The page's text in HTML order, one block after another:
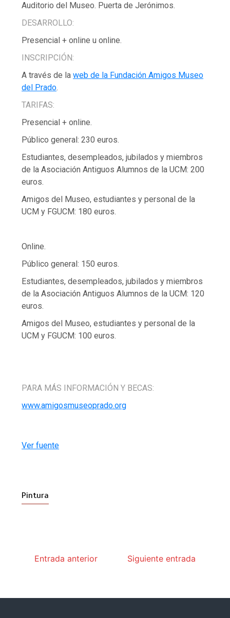
Auditorio del Museo. Puerta de Jerónimos.
DESARROLLO:
Presencial + online u online.
INSCRIPCIÓN:
A través de laweb de la Fundación Amigos Museo
del Prado.
TARIFAS:
Presencial + online.
Público general: 230 euros.
Estudiantes, desempleados, jubilados y miembros
de la Asociación Antiguos Alumnos de la UCM: 200
euros.
Amigos del Museo, estudiantes y personal de la
UCM y FGUCM: 180 euros.
Online.
Público general: 150 euros.
Estudiantes, desempleados, jubilados y miembros
de la Asociación Antiguos Alumnos de la UCM: 120
euros.
Amigos del Museo, estudiantes y personal de la
UCM y FGUCM: 100 euros.
PARA MÁS INFORMACIÓN Y BECAS:
www.amigosmuseoprado.org
Ver fuente
Pintura
Entrada anterior Siguiente entrada